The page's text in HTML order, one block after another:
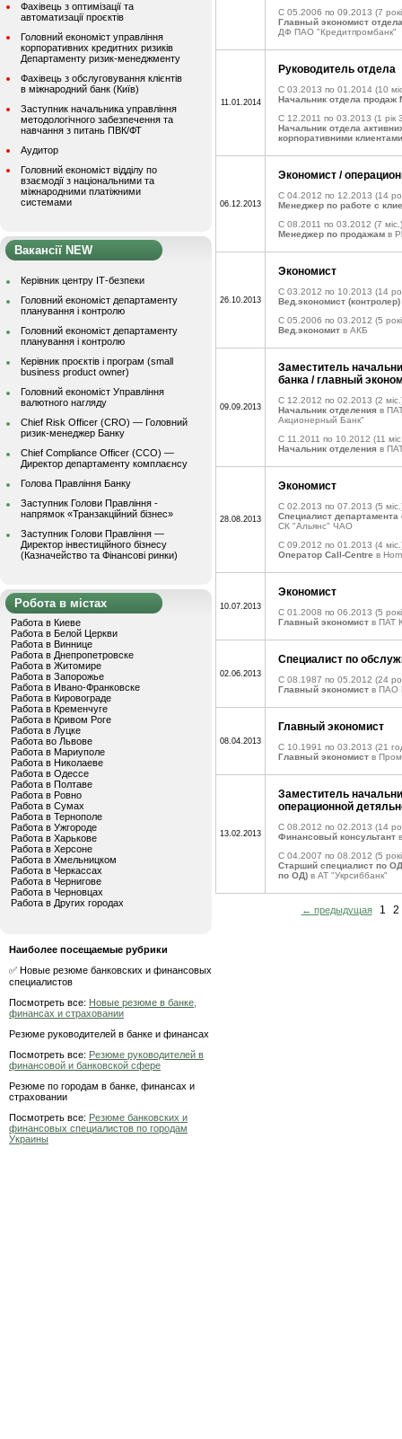
Фахівець з оптимізації та
автоматизації проєктів
Головний економіст управління
корпоративних кредитних ризиків
Департаменту ризик-менеджменту
Фахівець з обслуговування клієнтів
в міжнародний банк (Київ)
Заступник начальника управління
методологічного забезпечення та
навчання з питань ПВК/ФТ
Аудитор
Головний економіст відділу по
взаємодії з національними та
міжнародними платіжними
системами
Вакансії NEW
Керівник центру ІТ-безпеки
Головний економіст департаменту
планування і контролю
Головний економіст департаменту
планування і контролю
Керівник проєктів і програм (small
business product owner)
Головний економіст Управління
валютного нагляду
Chief Risk Officer (CRO) — Головний
ризик-менеджер Банку
Chief Compliance Officer (CCO) —
Директор департаменту комплаєнсу
Голова Правління Банку
Заступник Голови Правління -
напрямок «Транзакційний бізнес»
Заступник Голови Правління —
Директор інвестиційного бізнесу
(Казначейство та Фінансові ринки)
Робота в містах
Работа в Киеве
Работа в Белой Церкви
Работа в Виннице
Работа в Днепропетровске
Работа в Житомире
Работа в Запорожье
Работа в Ивано-Франковске
Работа в Кировограде
Работа в Кременчуге
Работа в Кривом Роге
Работа в Луцке
Работа во Львове
Работа в Мариуполе
Работа в Николаеве
Работа в Одессе
Работа в Полтаве
Работа в Ровно
Работа в Сумах
Работа в Тернополе
Работа в Ужгороде
Работа в Харькове
Работа в Херсоне
Работа в Хмельницком
Работа в Черкассах
Работа в Чернигове
Работа в Черновцах
Работа в Других городах
Наиболее посещаемые рубрики
✅ Новые резюме банковских и финансовых
специалистов
Посмотреть все: Новые резюме в банке,
финансах и страховании
Резюме руководителей в банке и финансах
Посмотреть все: Резюме руководителей в
финансовой и банковской сфере
Резюме по городам в банке, финансах и
страховании
Посмотреть все: Резюме банковских и
финансовых специалистов по городам
Украины
C 05.2006 по 09.2013 (7
Главный экономист
ДФ ПАО "Кредитпромбанк"
11.01.2014
Руководитель отдела
C 03.2013 по 01.2014 (10
Начальник отдела продаж
C 12.2011 по 03.2013 (1 рік
Начальник отдела
корпоративними клиентами
06.12.2013
Экономист /
C 04.2012 по 12.2013 (14
Менеджер по работе с
C 08.2011 по 03.2012 (7 міс.)
Менеджер по продажам в
26.10.2013
Экономист
C 03.2012 по 10.2013 (14
Вед.экономист (контролер)
C 05.2006 по 03.2012 (5
Вед.экономит в АКБ
09.09.2013
Заместитель
банка / главный
C 12.2012 по 02.2013 (2
Начальник отделения в
Акционерный Банк"
C 11.2011 по 10.2012 (11
Начальник отделения в
28.08.2013
Экономист
C 02.2013 по 07.2013 (5
Специалист
СК "Альянс" ЧАО
C 09.2012 по 01.2013 (4
Оператор Call-Centre в
10.07.2013
Экономист
C 01.2008 по 06.2013 (5
Главный экономист в ПАТ
02.06.2013
Специалист по
C 08.1987 по 05.2012 (24
Главный экономист в ПАО
08.04.2013
Главный экономист
C 10.1991 по 03.2013 (21
Главный экономист в
13.02.2013
Заместитель
операционной
C 08.2012 по 02.2013 (14
Финансовый консультант
C 04.2007 по 08.2012 (5
Старший специалист по
по ОД) в АТ "Укрсиббанк"
← предыдущая 1 2